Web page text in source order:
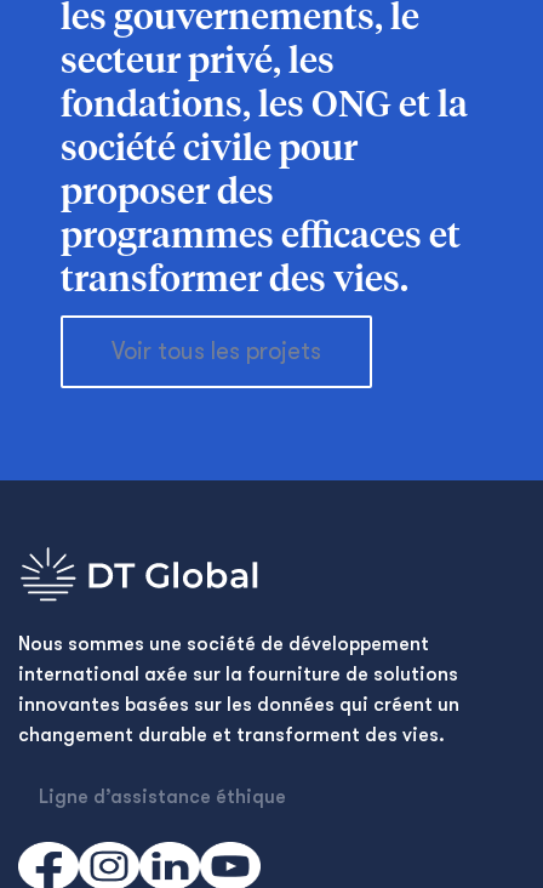
les gouvernements, le
secteur privé, les
fondations, les ONG et la
société civile pour
proposer des
programmes efficaces et
transformer des vies.
Voir tous les projets
Nous sommes une société de développement
international axée sur la fourniture de solutions
innovantes basées sur les données qui créent un
changement durable et transforment des vies.
Ligne d’assistance éthique